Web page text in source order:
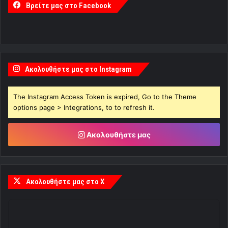
Βρείτε μας στο Facebook
Ακολουθήστε μας στο Instagram
The Instagram Access Token is expired, Go to the Theme
options page > Integrations, to to refresh it.
Ακολουθήστε μας
Ακολουθήστε μας στο X